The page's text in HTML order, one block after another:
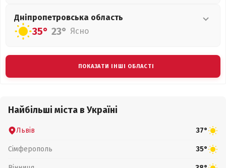
Дніпропетровська область
35° 23° Ясно
ПОКАЗАТИ ІНШІ ОБЛАСТІ
Найбільші міста в Україні
Львів 37°
Сімферополь 35°